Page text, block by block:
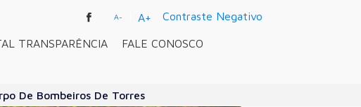
TRANSPARÊNCIA FALE CONOSCO
A- A+ Contraste Negativo
De Bombeiros De Torres